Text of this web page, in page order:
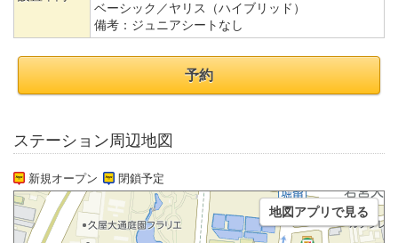
ベーシック／ヤリス（ハイブリッド）
備考： ジュニアシートなし
予約
ステーション周辺地図
新規オープン 閉鎖予定
地図アプリで見る